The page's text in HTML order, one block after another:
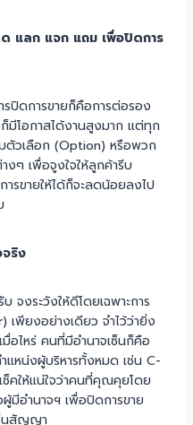
ด แลก แจก แถม เพื่อปิดการ
รปิดการขายก็คือการต่อรอง
มีโอกาสได้งานสูงมาก แต่ทุก
ตัวเลือก (Option) หรือพวก
ๆ เพื่อจูงใจให้ลูกค้ารีบ
รขายให้ได้ก็จะลดน้อยลงไป
ริง
งระวังให้ดีโดยเฉพาะการ
พียงอย่างเดียว จำไว้ว่ายิ่ง
อไหร่ คนที่มีอำนาจเซ็นก็คือ
หน่งผู้บริหารทั้งหมด เช่น C-
ช็คให้แน่ใจว่าคนที่คุณคุยโดย
มีอำนาจฯ เพื่อปิดการขาย
นสัญญา